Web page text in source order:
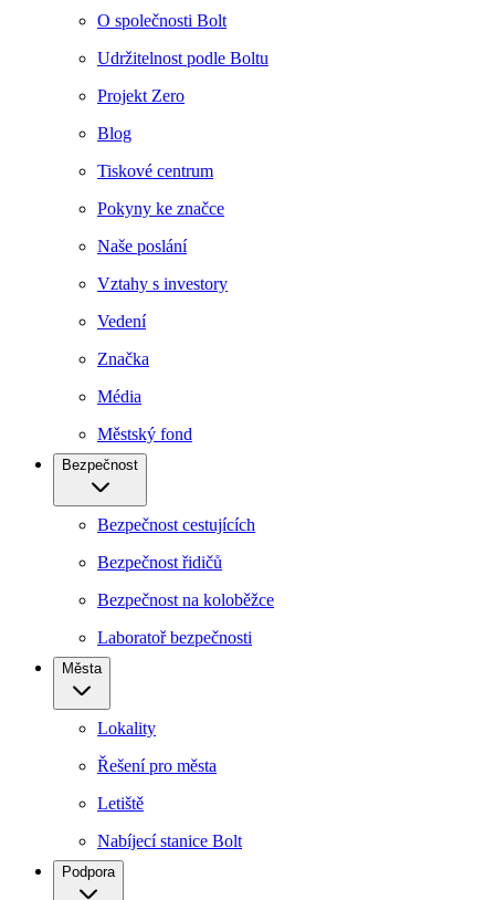
O společnosti Bolt
Udržitelnost podle Boltu
Projekt Zero
Blog
Tiskové centrum
Pokyny ke značce
Naše poslání
Vztahy s investory
Vedení
Značka
Média
Městský fond
Bezpečnost
Bezpečnost cestujících
Bezpečnost řidičů
Bezpečnost na koloběžce
Laboratoř bezpečnosti
Města
Lokality
Řešení pro města
Letiště
Nabíjecí stanice Bolt
Podpora